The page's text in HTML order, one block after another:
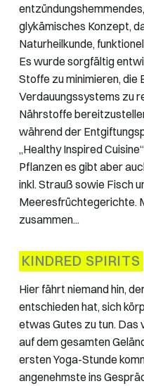
glykämisches Konzept,
Naturheilkunde,
Es wurde sorgfältig
Stoffe zu minimieren, die
Verdauungssystems zu
Nährstoffe
während der
„Healthy Inspired
Pflanzen es gibt aber
inkl. Strauß sowie Fisch
Meeresfrüchtegerichte.
zusammen...
KINDRED SPIRITS
Hier fährt niemand hin,
entschieden hat, sich
etwas Gutes zu tun.
auf dem gesamten
ersten Yoga-Stunde
angenehmste ins